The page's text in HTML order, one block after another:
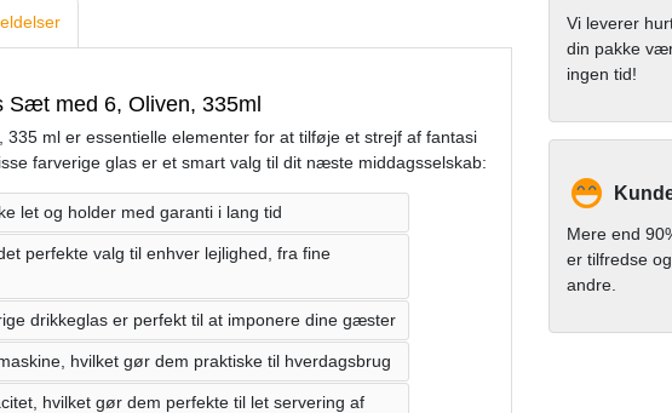
Sæt med 6, Oliven, 335ml
ml er essentielle elementer for at tilføje et strejf af fantasi
farverige glas er et smart valg til dit næste middagsselskab:
let og holder med garanti i lang tid
perfekte valg til enhver lejlighed, fra fine
drikkeglas er perfekt til at imponere dine gæster
hvilket gør dem praktiske til hverdagsbrug
hvilket gør dem perfekte til let servering af
Vi leverer
din pakke
ingen tid!
Mere end
er tilfredse
andre.